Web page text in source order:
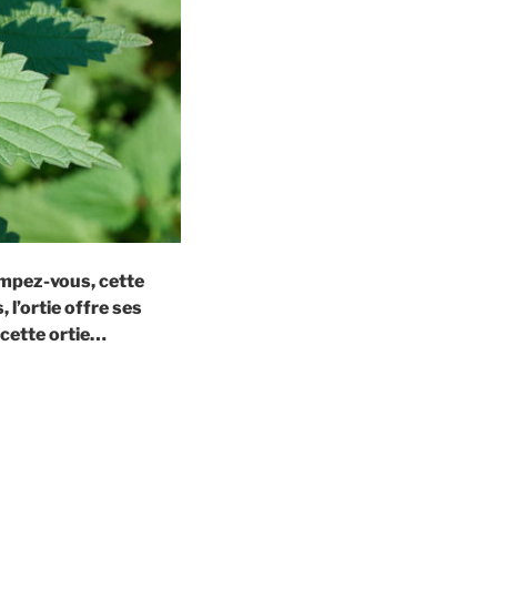
vous, cette
l’ortie offre ses
cette ortie…